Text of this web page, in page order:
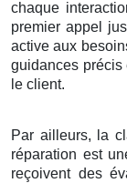
chaque
premier appel
active aux
guidances précis
le client.
Par ailleurs, la
réparation est
reçoivent des